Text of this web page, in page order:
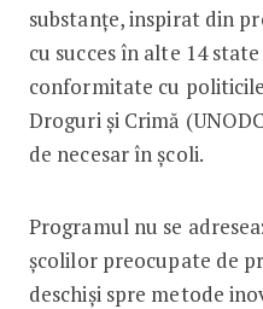
substanțe, inspirat din
cu succes în alte 14
conformitate cu
Droguri și Crimă
de necesar în școli.
Programul nu se
școlilor preocupate de
deschiși spre metode